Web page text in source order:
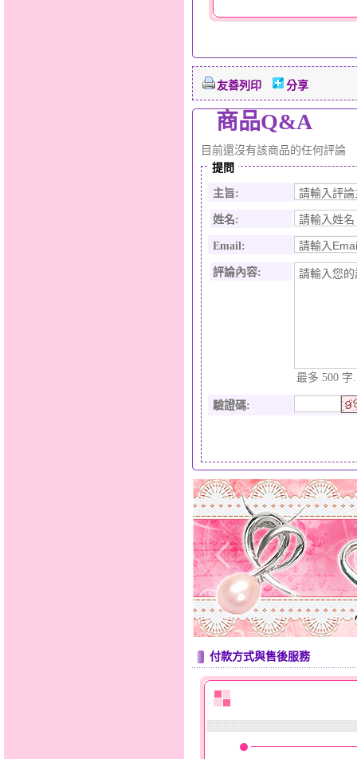
友善列印 分享
商品Q&A
目前還沒有該商品的任何評論
提問
主旨:
姓名:
Email:
評論內容:
最多 500 字.
驗證碼:
付款方式與售後服務